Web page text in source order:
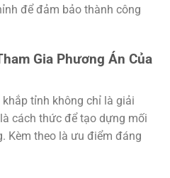
để đảm bảo thành công
Gia Phương Án Của
tỉnh không chỉ là giải
cách thức để tạo dựng mối
Kèm theo là ưu điểm đáng